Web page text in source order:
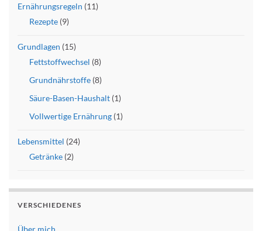
Ernährungsregeln (11)
Rezepte (9)
Grundlagen (15)
Fettstoffwechsel (8)
Grundnährstoffe (8)
Säure-Basen-Haushalt (1)
Vollwertige Ernährung (1)
Lebensmittel (24)
Getränke (2)
VERSCHIEDENES
Über mich